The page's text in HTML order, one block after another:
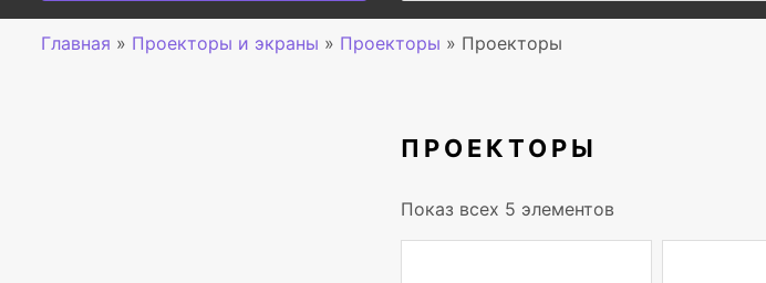
Главная » Проекторы и экраны » Проекторы » Проекторы
ПРОЕКТОРЫ
Показ всех 5 элементов